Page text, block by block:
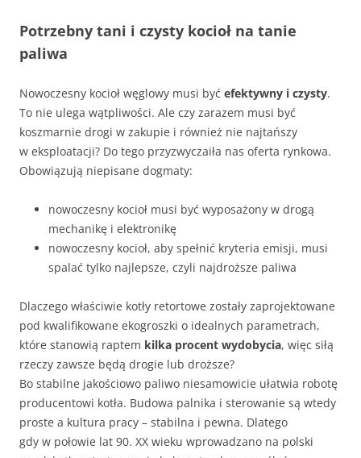
Potrzebny tani i czysty kocioł na tanie
paliwa
Nowoczesny kocioł węglowy musi być efektywny i czysty.
To nie ulega wątpliwości. Ale czy zarazem musi być
koszmarnie drogi w zakupie i również nie najtańszy
w eksploatacji? Do tego przyzwyczaiła nas oferta rynkowa.
Obowiązują niepisane dogmaty:
nowoczesny kocioł musi być wyposażony w drogą
mechanikę i elektronikę
nowoczesny kocioł, aby spełnić kryteria emisji, musi
spalać tylko najlepsze, czyli najdroższe paliwa
Dlaczego właściwie kotły retortowe zostały zaprojektowane
pod kwalifikowane ekogroszki o idealnych parametrach,
które stanowią raptem kilka procent wydobycia, więc siłą
rzeczy zawsze będą drogie lub droższe?
Bo stabilne jakościowo paliwo niesamowicie ułatwia robotę
producentowi kotła. Budowa palnika i sterowanie są wtedy
proste a kultura pracy – stabilna i pewna. Dlatego
gdy w połowie lat 90. XX wieku wprowadzano na polski